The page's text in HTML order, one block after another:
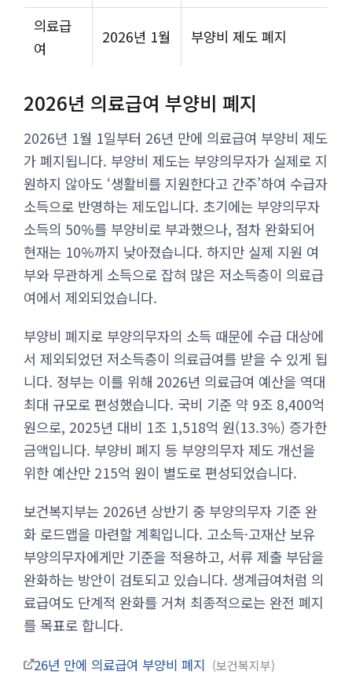
의료급
여
2026년 1월 부양비 제도 폐지
2026년 의료급여 부양비 폐지
2026년 1월 1일부터 26년 만에 의료급여 부양비 제도
가 폐지됩니다. 부양비 제도는 부양의무자가 실제로 지
원하지 않아도 ‘생활비를 지원한다고 간주’하여 수급자
소득으로 반영하는 제도입니다. 초기에는 부양의무자
소득의 50%를 부양비로 부과했으나, 점차 완화되어
현재는 10%까지 낮아졌습니다. 하지만 실제 지원 여
부와 무관하게 소득으로 잡혀 많은 저소득층이 의료급
여에서 제외되었습니다.
부양비 폐지로 부양의무자의 소득 때문에 수급 대상에
서 제외되었던 저소득층이 의료급여를 받을 수 있게 됩
니다. 정부는 이를 위해 2026년 의료급여 예산을 역대
최대 규모로 편성했습니다. 국비 기준 약 9조 8,400억
원으로, 2025년 대비 1조 1,518억 원(13.3%) 증가한
금액입니다. 부양비 폐지 등 부양의무자 제도 개선을
위한 예산만 215억 원이 별도로 편성되었습니다.
보건복지부는 2026년 상반기 중 부양의무자 기준 완
화 로드맵을 마련할 계획입니다. 고소득·고재산 보유
부양의무자에게만 기준을 적용하고, 서류 제출 부담을
완화하는 방안이 검토되고 있습니다. 생계급여처럼 의
료급여도 단계적 완화를 거쳐 최종적으로는 완전 폐지
를 목표로 합니다.
26년 만에 의료급여 부양비 폐지 보건복지부